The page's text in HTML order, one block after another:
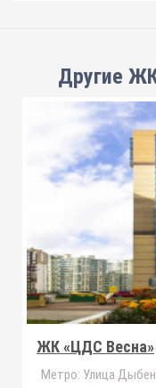
Другие
ЖК «ЦДС Весна»
Метро: Улица